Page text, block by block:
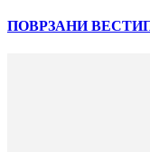
ПОВРЗАНИ ВЕСТИ